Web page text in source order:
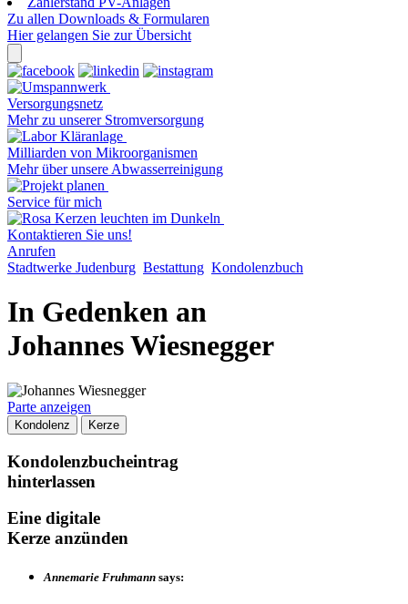
Zu allen Downloads & Formularen
Hier gelangen Sie zur Übersicht
Versorgungsnetz
Mehr zu unserer Stromversorgung
Milliarden von Mikroorganismen
Mehr über unsere Abwasserreinigung
Service für mich
Kontaktieren Sie uns!
Anrufen
Stadtwerke Judenburg Bestattung Kondolenzbuch
In Gedenken an
Johannes Wiesnegger
Parte anzeigen
Kondolenz Kerze
Kondolenzbucheintrag
hinterlassen
Eine digitale
Kerze anzünden
Annemarie Fruhmann says: